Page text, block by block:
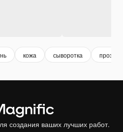
кожа сыворотка
создания ваших лучших работ.